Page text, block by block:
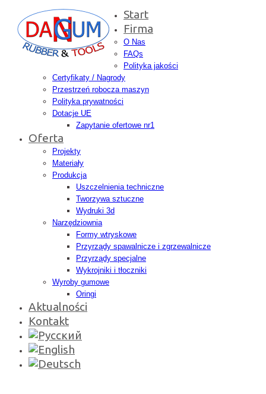
Start
Firma
O Nas
FAQs
Polityka jakości
Certyfikaty / Nagrody
Przestrzeń robocza maszyn
Polityka prywatności
Dotacje UE
Zapytanie ofertowe nr1
Oferta
Projekty
Materiały
Produkcja
Uszczelnienia techniczne
Tworzywa sztuczne
Wydruki 3d
Narzędziownia
Formy wtryskowe
Przyrządy spawalnicze i zgrzewalnicze
Przyrządy specjalne
Wykrojniki i tłoczniki
Wyroby gumowe
Oringi
Aktualności
Kontakt